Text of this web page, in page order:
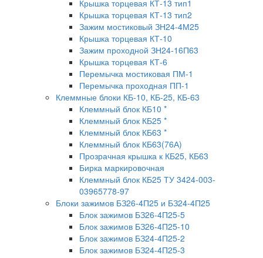
Крышка торцевая КТ-13 тип1
Крышка торцевая КТ-13 тип2
Зажим мостиковый ЗН24-4М25
Крышка торцевая КТ-10
Зажим проходной ЗН24-16П63
Крышка торцевая КТ-6
Перемычка мостиковая ПМ-1
Перемычка проходная ПП-1
Клеммные блоки КБ-10, КБ-25, КБ-63
Клеммный блок КБ10 *
Клеммный блок КБ25 *
Клеммный блок КБ63 *
Клеммный блок КБ63(76А)
Прозрачная крышка к КБ25, КБ63
Бирка маркировочная
Клеммный блок КБ25 ТУ 3424-003-
03965778-97
Блоки зажимов БЗ26-4П25 и БЗ24-4П25
Блок зажимов БЗ26-4П25-5
Блок зажимов БЗ26-4П25-10
Блок зажимов БЗ24-4П25-2
Блок зажимов БЗ24-4П25-3